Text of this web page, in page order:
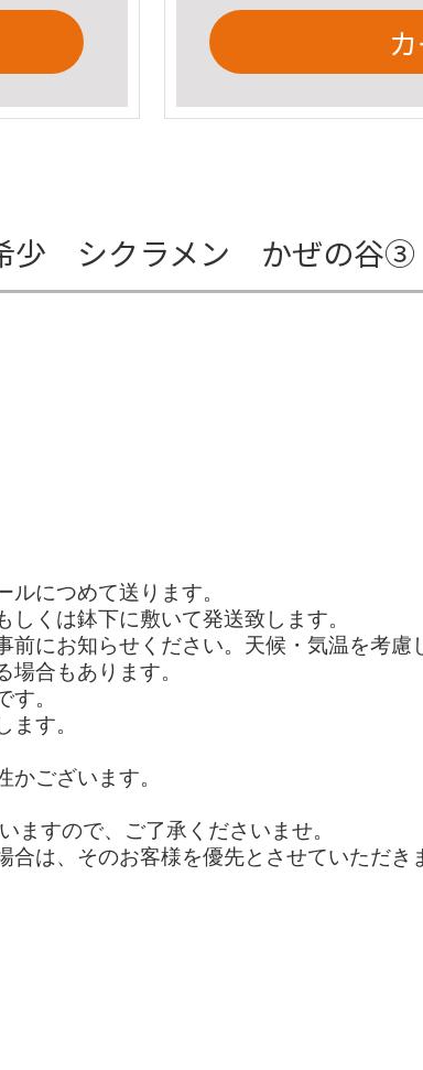
少 シクラメン かぜの谷
につめて送ります。
くは鉢下に敷いて発送致します。
にお知らせください。天候・気温を考慮
合もあります。
。
す。
ございます。
ますので、ご了承くださいませ。
は、そのお客様を優先とさせていただき